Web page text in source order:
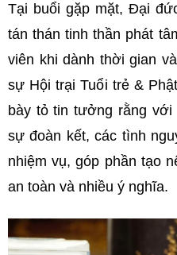
Tại buổi gặp mặt, Đại
tán thán tinh thần phát
viên khi dành thời gian
sự Hội trại Tuổi trẻ &
bày tỏ tin tưởng rằng
sự đoàn kết, các tình
nhiệm vụ, góp phần tạo
an toàn và nhiều ý nghĩa.